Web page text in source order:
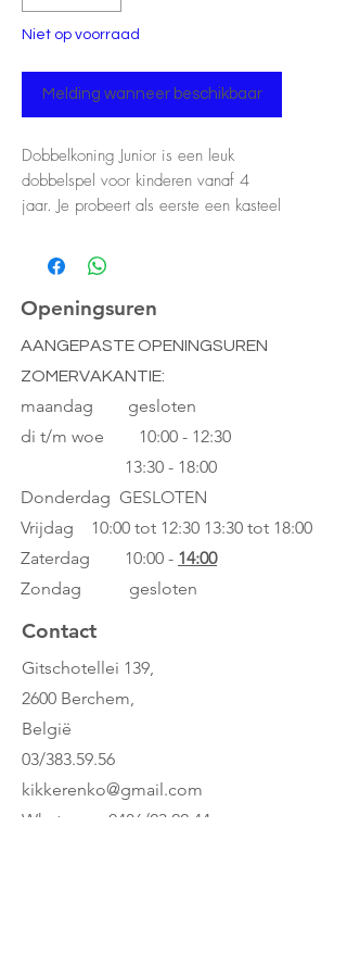
Niet op voorraad
Melding wanneer beschikbaar
Dobbelkoning Junior is een leuk
dobbelspel voor kinderen vanaf 4
jaar. Je probeert als eerste een kasteel
kasteelbewoners.
Openingsuren
AANGEPASTE OPENINGSUREN
ZOMERVAKANTIE:
maandag gesloten
di t/m woe 10:00 - 12:30
13:30 - 18:00
Donderdag GESLOTEN
Vrijdag 10:00 tot 12:30 13:30 tot 18:00
Zaterdag 10:00 - 14:00
Zondag gesloten
Contact
Gitschotellei 139,
2600 Berchem,
België
03/383.59.56
kikkerenko@gmail.com
Whatsapp: 0486/23.22.44